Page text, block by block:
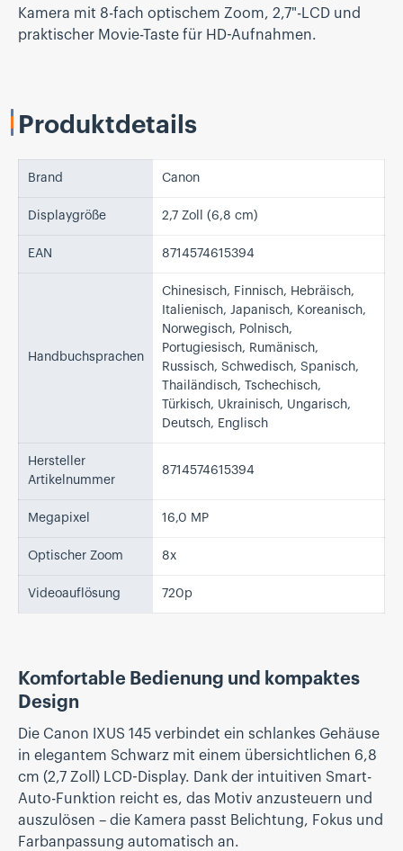
Kamera mit 8-fach optischem Zoom, 2,7"-LCD und
praktischer Movie-Taste für HD-Aufnahmen.
Produktdetails
Brand Canon
Displaygröße 2,7 Zoll (6,8 cm)
EAN 8714574615394
Handbuchsprachen
Chinesisch, Finnisch, Hebräisch,
Italienisch, Japanisch, Koreanisch,
Norwegisch, Polnisch,
Portugiesisch, Rumänisch,
Russisch, Schwedisch, Spanisch,
Thailändisch, Tschechisch,
Türkisch, Ukrainisch, Ungarisch,
Deutsch, Englisch
Hersteller
Artikelnummer
8714574615394
Megapixel 16,0 MP
Optischer Zoom 8x
Videoauflösung 720p
Komfortable Bedienung und kompaktes
Design
Die Canon IXUS 145 verbindet ein schlankes Gehäuse
in elegantem Schwarz mit einem übersichtlichen 6,8
cm (2,7 Zoll) LCD-Display. Dank der intuitiven Smart-
Auto-Funktion reicht es, das Motiv anzusteuern und
auszulösen – die Kamera passt Belichtung, Fokus und
Farbanpassung automatisch an.